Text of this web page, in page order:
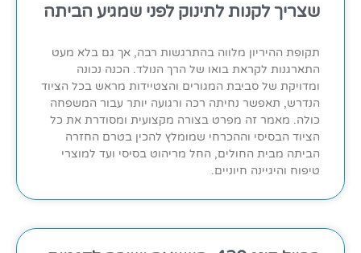
שצריך לקנות לתינוק לפני שמגיע הביתה
תקופת ההיריון מלווה בהתרגשות רבה, אך גם בלא מעט
התארגנות לקראת בואו של הרך הנולד. הכנה נכונה
ומדויקת של סביבת המגורים והצטיידות מראש בכל הציוד
הנדרש, תאפשר נחיתה רכה ורגועה יותר עבור המשפחה
כולה. מאמר זה מפרט בצורה מקצועית ומסודרת את כל
הציוד הבסיסי וההכרחי שמומלץ להכין בטרם החזרה
הביתה מבית החולים, החל מריהוט בסיסי ועד למוצרי
טיפוח והיגיינה חיוניים.